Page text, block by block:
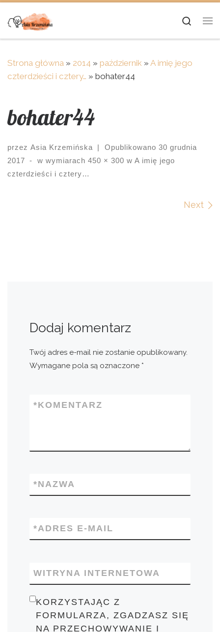
Skip to content
Strona główna » 2014 » październik » A imię jego
czterdzieści i cztery… » bohater44
bohater44
przez Asia Krzemińska | Opublikowano 30 grudnia
2017
- w wymiarach 450 × 300 w A imię jego
czterdzieści i cztery…
Next
Dodaj komentarz
Twój adres e-mail nie zostanie opublikowany.
Wymagane pola są oznaczone *
KOMENTARZ
*
NAZWA
*
ADRES E-MAIL
*
WITRYNA INTERNETOWA
KORZYSTAJĄC Z
FORMULARZA, ZGADZASZ SIĘ
NA PRZECHOWYWANIE I